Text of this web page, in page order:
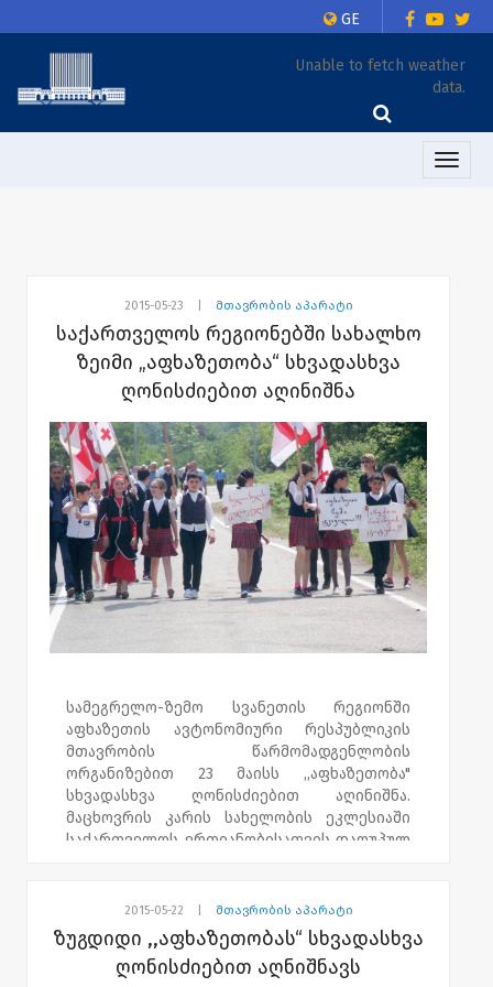
GE
Unable to fetch weather
data.
Toggle
2015-05-23 მთავრობის აპარატი
საქართველოს რეგიონებში სახალხო
ზეიმი „აფხაზეთობა“ სხვადასხვა
ღონისძიებით აღინიშნა
სამეგრელო-ზემო სვანეთის რეგიონში
აფხაზეთის ავტონომიური რესპუბლიკის
მთავრობის წარმომადგენლობის
ორგანიზებით 23 მაისს ,,აფხაზეთობა"
სხვადასხვა ღონისძიებით აღინიშნა.
მაცხოვრის კარის სახელობის ეკლესიაში
საქართველოს ერთიანობისათვის დაღუპულ
სოფელი რუხში, ენგურის ხიდთან
აფხაზეთის საჯარო სკოლის მოსწავლეების
მონაწილეობით სამშვიდობო მსვლელობა
მოეწყო. ენგურის ხიდთან მსვლელობის
2015-05-22 მთავრობის აპარატი
ზუგდიდი ,,აფხაზეთობას“ სხვადასხვა
ღონისძიებით აღნიშნავს